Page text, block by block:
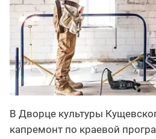
В Дворце культуры
капремонт по краевой